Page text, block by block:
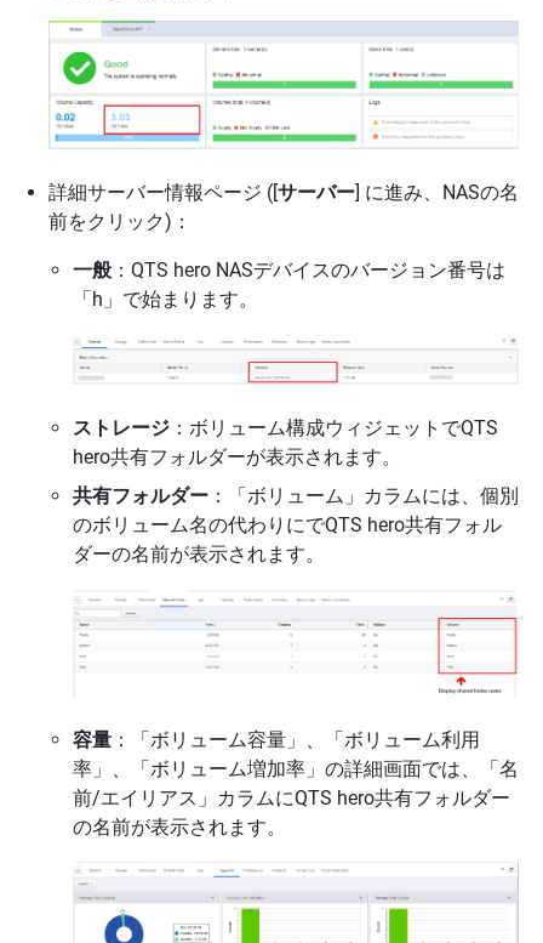
詳細サーバー情報ページ ([サーバー] に進み、NASの名
前をクリック)：
一般 ：QTS hero NASデバイスのバージョン番号は
「h」で始まります。
ストレージ ：ボリューム構成ウィジェットでQTS
hero共有フォルダーが表示されます。
共有フォルダー ：「ボリューム」カラムには、個別
のボリューム名の代わりにでQTS hero共有フォル
ダーの名前が表示されます。
容量 ：「ボリューム容量」、「ボリューム利用
率」、「ボリューム増加率」の詳細画面では、「名
前/エイリアス」カラムにQTS hero共有フォルダー
の名前が表示されます。